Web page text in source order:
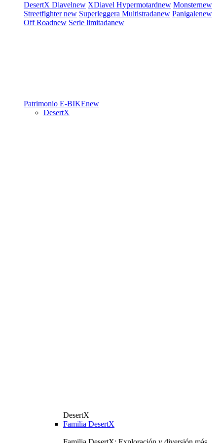
DesertX Diavelnew XDiavel Hypermotardnew Monsternew
Streetfighternew Superleggera Multistradanew Panigalenew
Off Roadnew Serie limitadanew
Patrimonio E-BIKEnew
DesertX
DesertX
Familia DesertX